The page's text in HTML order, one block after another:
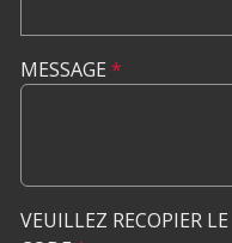
MESSAGE *
VEUILLEZ RECOPIER LE